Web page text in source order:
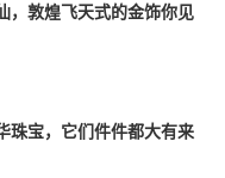
，敦煌飞天式的金饰你见
珠宝，它们件件都大有来